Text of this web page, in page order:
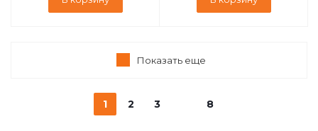
Показать еще
1 2 3 8